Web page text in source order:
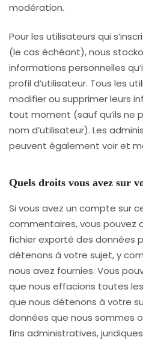
modération.
Pour les utilisateurs qui
(le cas échéant), nous
informations personnelles
profil d’utilisateur. Tous les
modifier ou supprimer leurs
tout moment (sauf qu’ils ne
nom d’utilisateur). Les
peuvent également voir et
Quels droits vous avez sur
Si vous avez un compte sur
commentaires, vous pouvez
fichier exporté des données
détenons à votre sujet, y
nous avez fournies. Vous
que nous effacions toutes
que nous détenons à votre
données que nous sommes
fins administratives,